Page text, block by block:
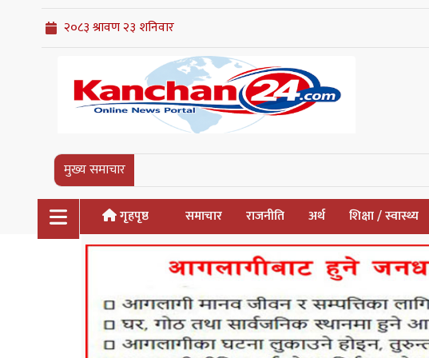
मुख्य समाचार
गृहपृष्ठ समाचार राजनीति अर्थ शिक्षा / स्वास्थ्य